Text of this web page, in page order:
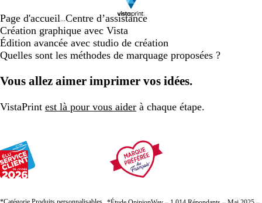
Page d'accueil Centre d’assistance
Création graphique avec Vista
Édition avancée avec studio de création
Quelles sont les méthodes de marquage proposées ?
Vous allez aimer imprimer vos idées.
VistaPrint est là pour vous aider à chaque étape.